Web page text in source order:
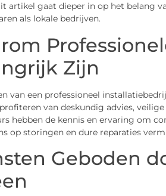
artikel gaat dieper in op het belang
als lokale bedrijven.
Zijn
van een professioneel
van deskundig advies,
hebben de kennis en ervaring om
op storingen en dure reparaties
Geboden